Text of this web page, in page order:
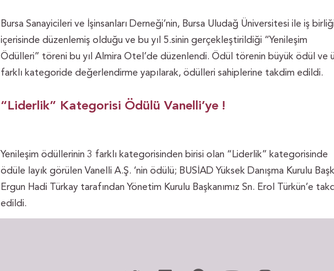
Bursa Sanayicileri ve İşinsanları Derneği’nin, Bursa Uludağ Üniversitesi ile iş birliği
içerisinde düzenlemiş olduğu ve bu yıl 5.sinin gerçekleştirildiği “Yenileşim
Ödülleri” töreni bu yıl Almira Otel’de düzenlendi. Ödül törenin büyük ödül ve
farklı kategoride değerlendirme yapılarak, ödülleri sahiplerine takdim edildi.
“Liderlik” Kategorisi Ödülü Vanelli’ye !
Yenileşim ödüllerinin 3 farklı kategorisinden birisi olan “Liderlik” kategorisinde
ödüle layık görülen Vanelli A.Ş. ‘nin ödülü; BUSİAD Yüksek Danışma Kurulu
Ergun Hadi Türkay tarafından Yönetim Kurulu Başkanımız Sn. Erol Türkün’e
edildi.